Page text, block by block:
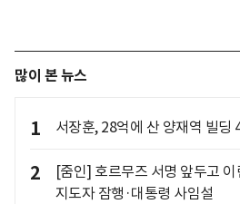
많이 본 뉴스
1 서장훈, 28억에 산 양재역 빌딩
2
[줌인] 호르무즈 서명 앞두고
지도자 잠행·대통령 사임설